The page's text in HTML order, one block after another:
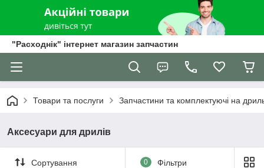
"Расходнік" інтернет магазин запчастин
Товари та послуги Запчастини та комплектуючі на
Аксесуари для дрилів
Сортування 0 Фільтри